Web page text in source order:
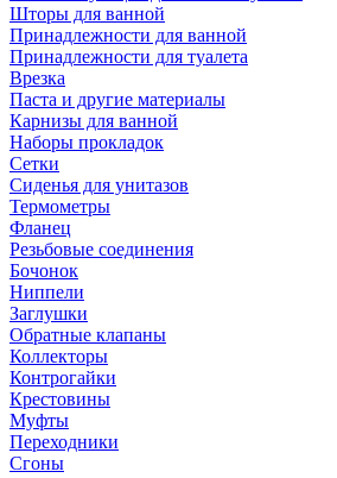
Шторы для ванной
Принадлежности для ванной
Принадлежности для туалета
Врезка
Паста и другие материалы
Карнизы для ванной
Наборы прокладок
Сетки
Сиденья для унитазов
Термометры
Фланец
Резьбовые соединения
Бочонок
Ниппели
Заглушки
Обратные клапаны
Коллекторы
Контрогайки
Крестовины
Муфты
Переходники
Сгоны